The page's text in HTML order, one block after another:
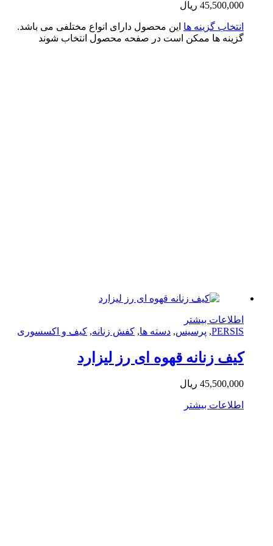
ریال
گزینه ها این محصول دارای انواع مختلفی می باشد.
ها ممکن است در صفحه محصول انتخاب شوند
بیشتر
پرسیس, دسته ها, کفش زنانه,کیف و اکسسوری
زنانه قهوه ای رز لیزارد
ریال
بیشتر